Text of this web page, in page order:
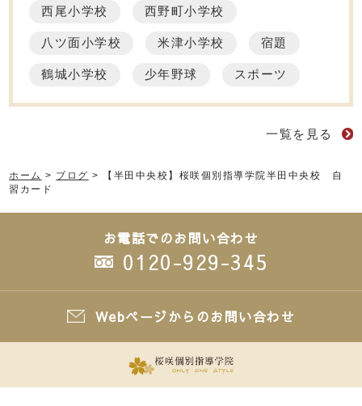
西尾小学校 西野町小学校
八ツ面小学校 米津小学校 宿題
鶴城小学校 少年野球 スポーツ
一覧を見る
ホーム > ブログ >
【半田中央校】桜咲個別指導学院半田中央校 自
習カード
お電話でのお問い合わせ
0120-929-345
Webページからのお問い合わせ